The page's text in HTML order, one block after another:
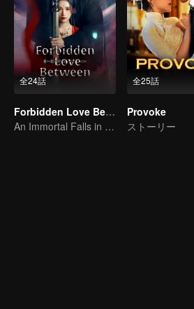
全24話
Forbidden Love Between
An Immortal Falls in Love With a Witch
全25話
Provoke
ストーリー